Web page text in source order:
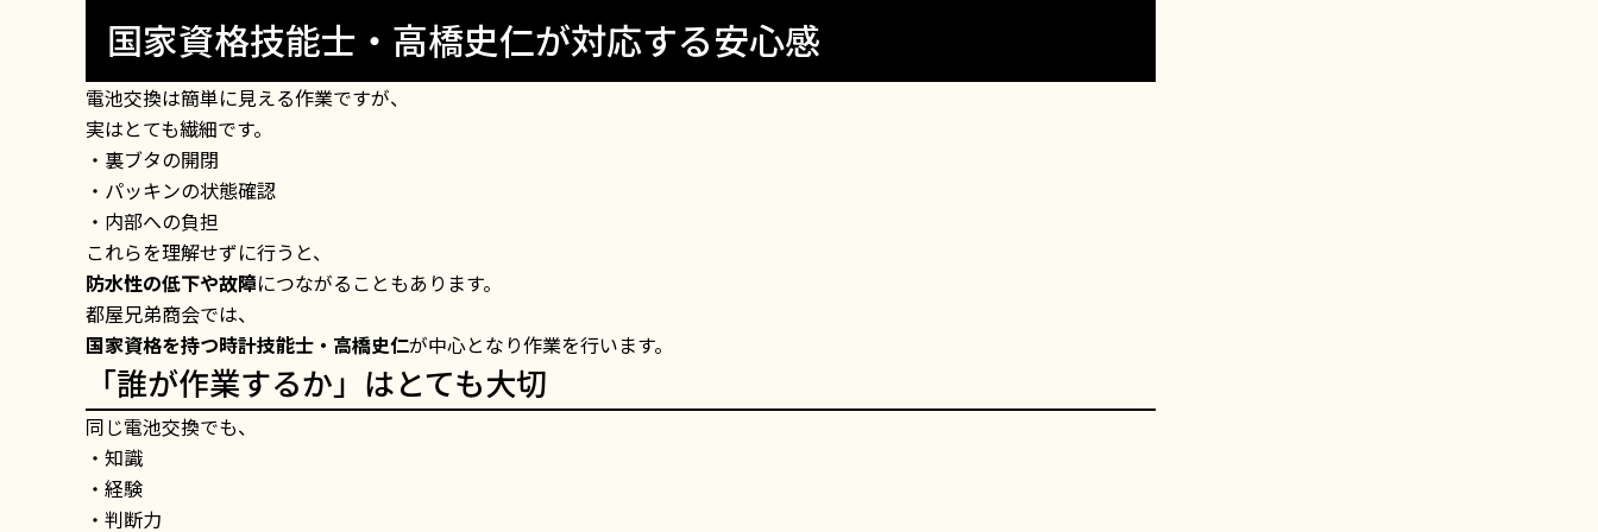
国家資格技能士・高橋史仁が対応する安心感
電池交換は簡単に見える作業ですが、
実はとても繊細です。
・裏ブタの開閉
・パッキンの状態確認
・内部への負担
これらを理解せずに行うと、
防水性の低下や故障につながることもあります。
都屋兄弟商会では、
国家資格を持つ時計技能士・高橋史仁が中心となり作業を行います。
「誰が作業するか」はとても大切
同じ電池交換でも、
・知識
・経験
・判断力